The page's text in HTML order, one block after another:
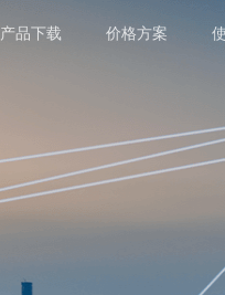
产品下载 价格方案